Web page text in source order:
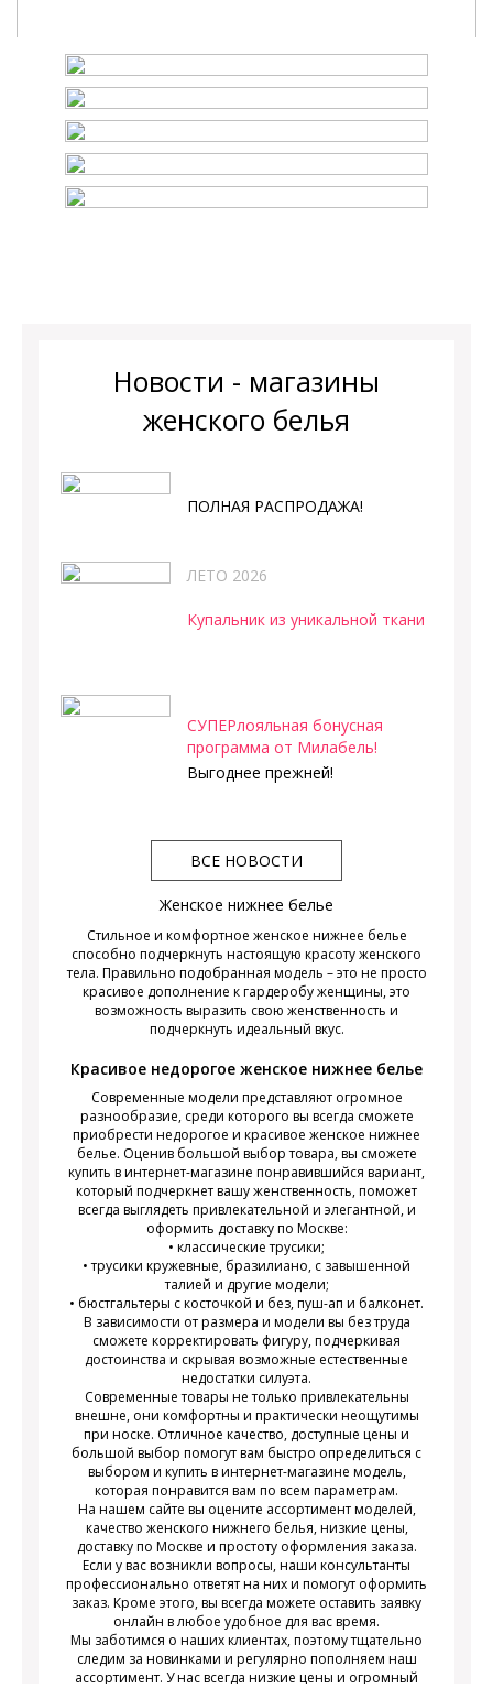
Новости - магазины
женского белья
ПОЛНАЯ РАСПРОДАЖА!
ЛЕТО 2026
Купальник из уникальной ткани
СУПЕРлояльная бонусная
программа от Милабель!
Выгоднее прежней!
ВСЕ НОВОСТИ
Женское нижнее белье
Стильное и комфортное женское нижнее белье
способно подчеркнуть настоящую красоту женского
тела. Правильно подобранная модель – это не просто
красивое дополнение к гардеробу женщины, это
возможность выразить свою женственность и
подчеркнуть идеальный вкус.
Красивое недорогое женское нижнее белье
Современные модели представляют огромное
разнообразие, среди которого вы всегда сможете
приобрести недорогое и красивое женское нижнее
белье. Оценив большой выбор товара, вы сможете
купить в интернет-магазине понравившийся вариант,
который подчеркнет вашу женственность, поможет
всегда выглядеть привлекательной и элегантной, и
оформить доставку по Москве:
• классические трусики;
• трусики кружевные, бразилиано, с завышенной
талией и другие модели;
• бюстгальтеры с косточкой и без, пуш-ап и балконет.
В зависимости от размера и модели вы без труда
сможете корректировать фигуру, подчеркивая
достоинства и скрывая возможные естественные
недостатки силуэта.
Современные товары не только привлекательны
внешне, они комфортны и практически неощутимы
при носке. Отличное качество, доступные цены и
большой выбор помогут вам быстро определиться с
выбором и купить в интернет-магазине модель,
которая понравится вам по всем параметрам.
На нашем сайте вы оцените ассортимент моделей,
качество женского нижнего белья, низкие цены,
доставку по Москве и простоту оформления заказа.
Если у вас возникли вопросы, наши консультанты
профессионально ответят на них и помогут оформить
заказ. Кроме этого, вы всегда можете оставить заявку
онлайн в любое удобное для вас время.
Мы заботимся о наших клиентах, поэтому тщательно
следим за новинками и регулярно пополняем наш
ассортимент. У нас всегда низкие цены и огромный